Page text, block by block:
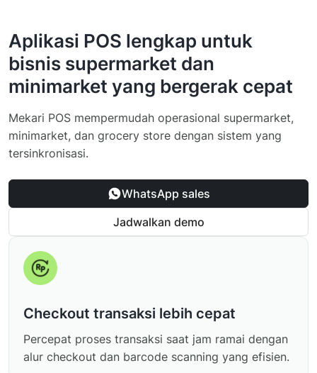
Aplikasi POS lengkap untuk
bisnis supermarket dan
minimarket yang bergerak cepat
Mekari POS mempermudah operasional supermarket,
minimarket, dan grocery store dengan sistem yang
tersinkronisasi.
WhatsApp sales
Jadwalkan demo
Checkout transaksi lebih cepat
Percepat proses transaksi saat jam ramai dengan
alur checkout dan barcode scanning yang efisien.